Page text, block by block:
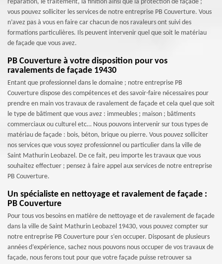
réparation, le traitement, la finition ainsi que la protection de façade ;
vous pouvez solliciter les services de notre entreprise PB Couverture. Vous
n’avez pas à vous en faire car chacun de nos ravaleurs ont suivi des
formations particulières. Ils peuvent intervenir quel que soit le matériau
de façade que vous avez.
PB Couverture à votre disposition pour vos
ravalements de façade 19430
Entant que professionnel dans le domaine ; notre entreprise PB
Couverture dispose des compétences et des savoir-faire nécessaires pour
prendre en main vos travaux de ravalement de façade et cela quel que soit
le type de bâtiment que vous avez : immeubles ; maison ; bâtiments
commerciaux ou culturel etc… Nous pouvons intervenir sur tous types de
matériau de façade : bois, béton, brique ou pierre. Vous pouvez solliciter
nos services que vous soyez professionnel ou particulier dans la ville de
Saint Mathurin Leobazel. De ce fait, peu importe les travaux que vous
souhaitez effectuer ; pensez à faire appel aux services de notre entreprise
PB Couverture.
Un spécialiste en nettoyage et ravalement de façade :
PB Couverture
Pour tous vos besoins en matière de nettoyage et de ravalement de façade
dans la ville de Saint Mathurin Leobazel 19430, vous pouvez compter sur
notre entreprise PB Couverture pour s’en occuper. Disposant de plusieurs
années d’expérience, sachez nous pouvons nous occuper de vos travaux de
façade, nous ferons tout pour que votre façade puisse retrouver sa